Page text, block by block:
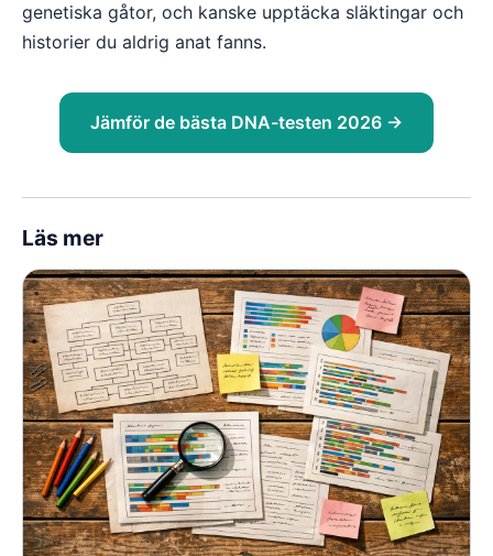
genetiska gåtor, och kanske upptäcka släktingar och
historier du aldrig anat fanns.
Jämför de bästa DNA-testen 2026 →
Läs mer